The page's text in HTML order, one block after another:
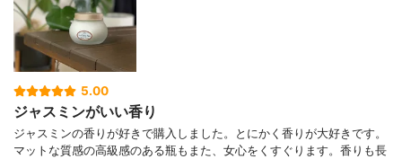
5.00
ジャスミンがいい香り
ジャスミンの香りが好きで購入しました。とにかく香りが大好きです。
マットな質感の高級感のある瓶もまた、女心をくすぐります。香りも長